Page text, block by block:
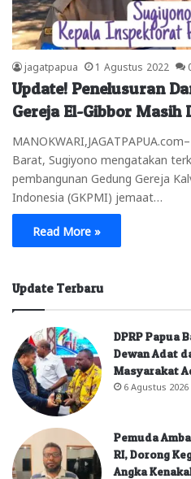
jagatpapua 1 Agustus 2022
Update! Penelusuran
Gereja El-Gibbor
Barat, Sugiyono mengatakan
pembangunan Gedung Gereja
Indonesia (GKPMI) jemaat…
Read More »
Update Terbaru
DPRP Papua
Dewan Adat
Masyarakat
6 Agustus 2026
Pemuda
RI, Dorong
Angka